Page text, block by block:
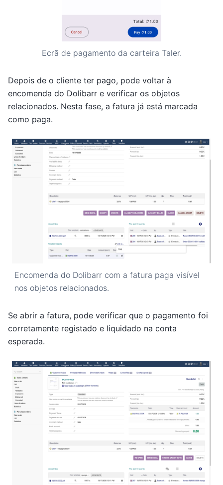
Ecrã de pagamento da carteira Taler.
Depois de o cliente ter pago, pode voltar à
encomenda do Dolibarr e verificar os objetos
relacionados. Nesta fase, a fatura já está marcada
como paga.
Encomenda do Dolibarr com a fatura paga visível
nos objetos relacionados.
Se abrir a fatura, pode verificar que o pagamento foi
corretamente registado e liquidado na conta
esperada.